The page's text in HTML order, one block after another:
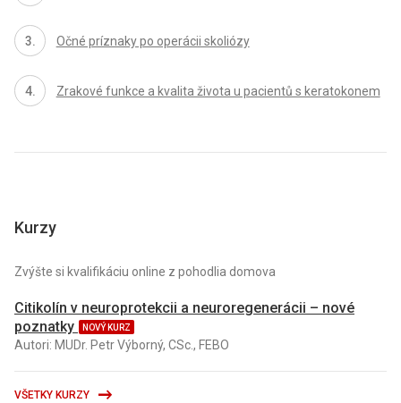
Očné príznaky po operácii skoliózy
Zrakové funkce a kvalita života u pacientů s keratokonem
Kurzy
Zvýšte si kvalifikáciu online z pohodlia domova
Citikolín v neuroprotekcii a neuroregenerácii – nové
poznatky
NOVÝ KURZ
Autori: MUDr. Petr Výborný, CSc., FEBO
VŠETKY KURZY